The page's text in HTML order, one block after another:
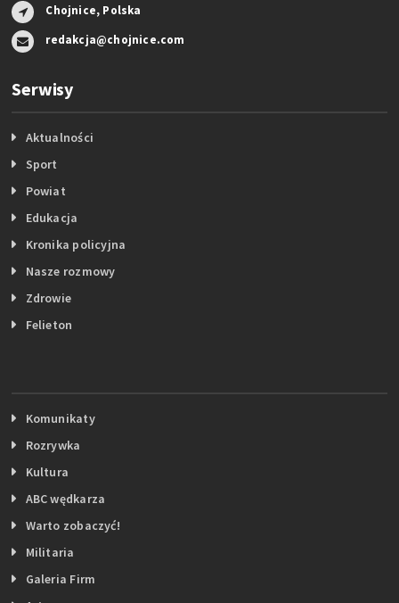
Chojnice, Polska
redakcja@chojnice.com
Serwisy
Aktualności
Sport
Powiat
Edukacja
Kronika policyjna
Nasze rozmowy
Zdrowie
Felieton
Komunikaty
Rozrywka
Kultura
ABC wędkarza
Warto zobaczyć!
Militaria
Galeria Firm